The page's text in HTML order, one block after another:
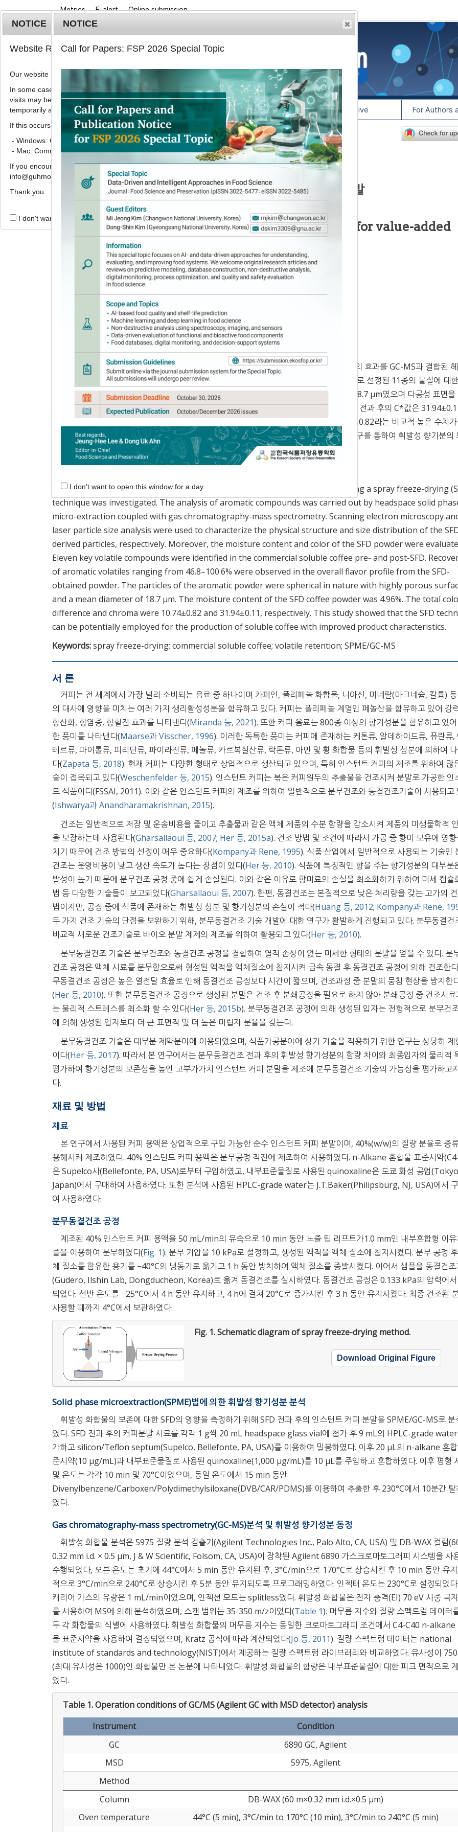
Metrics E-alert Online submission
Home Journal Info Article Archive For Authors
Korean J. Food Preserv.2021;28 (1):
106
pISSN: 1738-7248, eISSN: 2287-7428
DOI:https://doi.org/10.11002/kjfp.2021.28.1.99
Article
고부가가치 커피 분말 제조를 위한 분무동결건조 기술 개발
1 , *
Development of novel spray freeze-drying method for value-added
coffee powder preparation
Jae-Young Her 1 , *
Author Information & Copyright▼
Received:Sep 09, 2020; Revised:Nov 12, 2020; Accepted:Nov 25, 2020
Published Online: Feb 28, 2021
본 연구에서는 인스턴트 커피에 존재하는 휘발성 향기성분의 보존에 대한 분무동결건조의 효과를 GC-MS과 결합된
페이스 SPME를 사용하여 정성 및 정량적으로 평가하였다. 커피의 주요 휘발성 향기성분으로 선정된 11종의 물질에 대
보존 효과는 46.8%에서 100.6% 범위였다. 분무동결건조된 커피분말 입자의 평균 직경은 18.7 μm였으며 다공성 표면을
내었다. 또한, 분무동결건조 전과 후의 수분함량은 각각 6.99%과 4.96%였다. 분무동결건조 전과 후의 C*값은
매우 유사한 수치를 보인 반면, 분무동결건조된 분말의 높은 L*값으로 인하여 ΔE는 10.74±0.82라는 비교적 높은 수치가
되었다. 이는 분무동결건조된 커피 분말의 입자 매우 작은 크기를 나타내기 때문이다. 본 연구를 통하여 휘발성 향기분의
성을 높인 인스턴트 커피 생산을 위한 분무동결건조 기술의 적용 가능성을 확인하였다.
New method for producing a fine powder from commercial soluble coffee using a spray freeze-drying
technique was investigated. The analysis of aromatic compounds was carried out by headspace solid
micro-extraction coupled with gas chromatography-mass spectrometry. Scanning electron microscopy
laser particle size analysis were used to characterize the physical structure and size distribution of the
derived particles, respectively. Moreover, the moisture content and color of the SFD powder were
Eleven key volatile compounds were identified in the commercial soluble coffee pre- and post-SFD.
of aromatic volatiles ranging from 46.8–100.6% were observed in the overall flavor profile from the SFD-
obtained powder. The particles of the aromatic powder were spherical in nature with highly porous
and a mean diameter of 18.7 μm. The moisture content of the SFD coffee powder was 4.96%. The total
difference and chroma were 10.74±0.82 and 31.94±0.11, respectively. This study showed that the SFD
can be potentially employed for the production of soluble coffee with improved product characteristics.
Keywords:spray freeze-drying; commercial soluble coffee; volatile retention; SPME/GC-MS
서 론
커피는 전 세계에서 가장 널리 소비되는 음료 중 하나이며 카페인, 폴리페놀 화합물, 니아신, 미네랄(마그네슘, 칼륨)
의 대사에 영향을 미치는 여러 가지 생리활성성분을 함유하고 있다. 커피는 폴리페놀 계열인 페놀산을 함유하고 있어 강
항산화, 항염증, 항혈전 효과를 나타낸다(Miranda 등, 2021). 또한 커피 음료는 800종 이상의 향기성분을 함유하고 있
한 풍미를 나타낸다(Maarse과 Visscher, 1996). 이러한 독특한 풍미는 커피에 존재하는 케톤류, 알데하이드류, 퓨란류,
테르류, 파이롤류, 피리딘류, 파이라진류, 페놀류, 카르복실산류, 락톤류, 아민 및 황 화합물 등의 휘발성 성분에 의하여
다(Zapata 등, 2018). 현재 커피는 다양한 형태로 상업적으로 생산되고 있으며, 특히 인스턴트 커피의 제조를 위하여 많
술이 접목되고 있다(Weschenfelder 등, 2015). 인스턴트 커피는 볶은 커피원두의 추출물을 건조시켜 분말로 가공한 인
트 식품이다(FSSAI, 2011). 이와 같은 인스턴트 커피의 제조를 위하여 일반적으로 분무건조와 동결건조기술이 사용되고
(Ishwarya과 Anandharamakrishnan, 2015).
건조는 일반적으로 저장 및 운송비용을 줄이고 추출물과 같은 액체 제품의 수분 함량을 감소시켜 제품의 미생물학적
을 보장하는데 사용된다(Gharsallaoui 등, 2007; Her 등, 2015a). 건조 방법 및 조건에 따라서 가공 중 향미 보유에 영향
치기 때문에 건조 방법의 선정이 매우 중요하다(Kompany과 Rene, 1995). 식품 산업에서 일반적으로 사용되는 기술인
건조는 운영비용이 낮고 생산 속도가 높다는 장점이 있다(Her 등, 2010). 식품에 특징적인 향을 주는 향기성분의 대부분
발성이 높기 때문에 분무건조 공정 중에 쉽게 손실된다. 이와 같은 이유로 향미료의 손실을 최소화하기 위하여 미세 캡슐
법 등 다양한 기술들이 보고되었다(Gharsallaoui 등, 2007). 한편, 동결건조는 본질적으로 낮은 처리량을 갖는 고가의
법이지만, 공정 중에 식품에 존재하는 휘발성 성분 및 향기성분의 손실이 적다(Huang 등, 2012; Kompany과 Rene,
두 가지 건조 기술의 단점을 보완하기 위해, 분무동결건조 기술 개발에 대한 연구가 활발하게 진행되고 있다. 분무동결건
비교적 새로운 건조기술로 바이오 분말 제제의 제조를 위하여 활용되고 있다(Her 등, 2010).
분무동결건조 기술은 분무건조와 동결건조 공정을 결합하여 열적 손상이 없는 미세한 형태의 분말을 얻을 수 있다. 분
건조 공정은 액체 시료를 분무함으로써 형성된 액적을 액체질소에 침지시켜 급속 동결 후 동결건조 공정에 의해 건조한
무동결건조 공정은 높은 열전달 효율로 인해 동결건조 공정보다 시간이 짧으며, 건조과정 중 분말의 뭉침 현상을 방지한
(Her 등, 2010). 또한 분무동결건조 공정으로 생성된 분말은 건조 후 분쇄공정을 필요로 하지 않아 분쇄공정 중 건조시
는 물리적 스트레스를 최소화 할 수 있다(Her 등, 2015b). 분무동결건조 공정에 의해 생성된 입자는 전형적으로 분무건
에 의해 생성된 입자보다 더 큰 표면적 및 더 높은 미립자 분율을 갖는다.
분무동결건조 기술은 대부분 제약분야에 이용되었으며, 식품가공분야에 상기 기술을 적용하기 위한 연구는 상당히 제
이다(Her 등, 2017). 따라서 본 연구에서는 분무동결건조 전과 후의 휘발성 향기성분의 함량 차이와 최종입자의 물리적
평가하여 향기성분의 보존성을 높인 고부가가치 인스턴트 커피 분말을 제조에 분무동결건조 기술의 가능성을 평가하고
다.
재료 및 방법
재료
본 연구에서 사용된 커피 용액은 상업적으로 구입 가능한 순수 인스턴트 커피 분말이며, 40%(w/w)의 질량 분율로 증
용해시켜 제조하였다. 40% 인스턴트 커피 용액은 분무공정 직전에 제조하여 사용하였다. n-Alkane 혼합물 표준시약
은 Supelco사(Bellefonte, PA, USA)로부터 구입하였고, 내부표준물질로 사용된 quinoxaline은 도쿄 화성 공업
Japan)에서 구매하여 사용하였다. 또한 분석에 사용된 HPLC-grade water는 J.T.Baker(Philipsburg, NJ, USA)에서
여 사용하였다.
분무동결건조 공정
제조된 40% 인스턴트 커피 용액을 50 mL/min의 유속으로 10 min 동안 노즐 팁 리프트가1.0 mm인 내부혼합형 이
즐을 이용하여 분무하였다(Fig. 1). 분무 기압을 10 kPa로 설정하고, 생성된 액적을 액체 질소에 침지시켰다. 분무 공정
체 질소를 함유한 용기를 −40°C의 냉동기로 옮기고 1 h 동안 방치하여 액체 질소를 증발시켰다. 이어서 샘플을 동결건조
(Gudero, Ilshin Lab, Dongducheon, Korea)로 옮겨 동결건조를 실시하였다. 동결건조 공정은 0.133 kPa의 압력에서
되었다. 선반 온도를 −25°C에서 4 h 동안 유지하고, 4 h에 걸쳐 20°C로 증가시킨 후 3 h 동안 유지시켰다. 최종 건조된
사용할 때까지 4°C에서 보관하였다.
Fig. 1.Schematic diagram of spray freeze-drying method.
Download Original Figure
Solid phase microextraction(SPME)법에 의한 휘발성 향기성분 분석
휘발성 화합물의 보존에 대한 SFD의 영향을 측정하기 위해 SFD 전과 후의 인스턴트 커피 분말을 SPME/GC-MS로 분
였다. SFD 전과 후의 커피분말 시료를 각각 1 g씩 20 mL headspace glass vial에 첨가 후 9 mL의 HPLC-grade water
가하고 silicon/Teflon septum(Supelco, Bellefonte, PA, USA)를 이용하여 밀봉하였다. 이후 20 μL의 n-alkane 혼
준시약(10 μg/mL)과 내부표준물질로 사용된 quinoxaline(1,000 μg/mL)를 10 μL를 주입하고 혼합하였다. 이후 평형
및 온도는 각각 10 min 및 70°C이었으며, 동일 온도에서 15 min 동안
Divenylbenzene/Carboxen/Polydimethylsiloxane(DVB/CAR/PDMS)를 이용하여 추출한 후 230°C에서 10분간 탈
였다.
Gas chromatography-mass spectrometry(GC-MS)분석 및 휘발성 향기성분 동정
휘발성 화합물 분석은 5975 질량 분석 검출기(Agilent Technologies Inc., Palo Alto, CA, USA) 및 DB-WAX 컬럼
0.32 mm i.d. × 0.5 μm, J & W Scientific, Folsom, CA, USA)이 장착된 Agilent 6890 가스크로마토그래피 시스템을 사
수행되었다, 오븐 온도는 초기에 44°C에서 5 min 동안 유지된 후, 3°C/min으로 170°C로 상승시킨 후 10 min 동안 유
적으로 3°C/min으로 240°C로 상승시킨 후 5분 동안 유지되도록 프로그래밍하였다. 인젝터 온도는 230°C로 설정되었
캐리어 가스의 유량은 1 mL/min이었으며, 인젝션 모드는 splitless였다. 휘발성 화합물은 전자 충격(EI) 70 eV 사중 극
를 사용하여 MS에 의해 분석하였으며, 스캔 범위는 35-350 m/z이었다(Table 1). 머무름 지수와 질량 스펙트럼 데이터
두 각 화합물의 식별에 사용하였다. 휘발성 화합물의 머무름 지수는 동일한 크로마토그래피 조건에서 C4-C40 n-alkane
물 표준시약을 사용하여 결정되었으며, Kratz 공식에 따라 계산되었다(Jo 등, 2011). 질량 스펙트럼 데이터는 national
institute of standards and technology(NIST)에서 제공하는 질량 스펙트럼 라이브러리와 비교하였다. 유사성이
(최대 유사성은 1000)인 화합물만 본 논문에 나타내었다. 휘발성 화합물의 함량은 내부표준물질에 대한 피크 면적으로
었다.
Table 1.Operation conditions of GC/MS (Agilent GC with MSD detector) analysis
Instrument
Condition
GC
6890 GC, Agilent
MSD
5975, Agilent
Method
Column
DB-WAX (60 m×0.32 mm i.d.×0.5 μm)
Oven temperature
44°C (5 min), 3°C/min to 170°C (10 min), 3°C/min to 240°C (5 min)
NOTICE
Website Renewal Notice
Our website has recently been renewed.
In some cases, images, CSS files, or other settings saved in your browser from previous
visits may be reused instead of downloading the latest files. As a result, some pages may
temporarily appear incorrectly or may not display properly.
If this occurs, please perform a hard refresh.
- Windows: Ctrl + F5
- Mac: Command + Shift + R
If you encounter any errors or difficulties while using the website, please contact us at
info@guhmok.com.
Thank you.
I don't want to open this window for a day.
NOTICE
Call for Papers: FSP 2026 Special Topic
I don't want to open this window for a day.